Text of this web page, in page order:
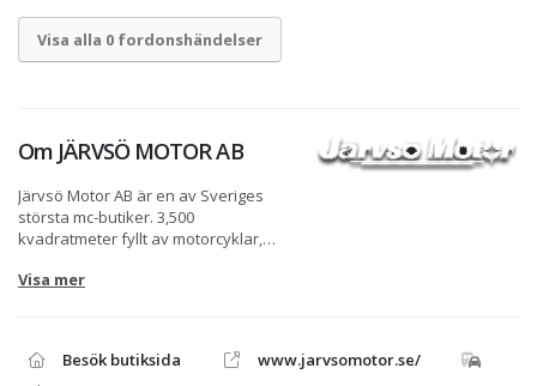
Visa alla 0 fordonshändelser
Om JÄRVSÖ MOTOR AB
Järvsö Motor AB är en av Sveriges
största mc-butiker. 3,500
kvadratmeter fyllt av motorcyklar,
startades 1984 av samma ägare som
fullserviceanläggning med högsta
service inom MC-ATV-SNÖSKOTER. Vi
Visa mer
Besök butiksida
www.jarvsomotor.se/